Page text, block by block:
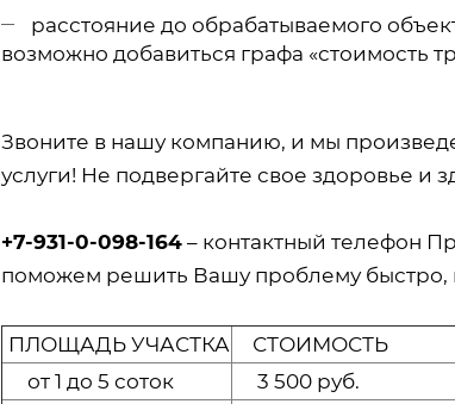
расстояние до обрабатываемого
возможно добавиться графа «стоимость
Звоните в нашу компанию, и мы
услуги! Не подвергайте свое здоровье и
+7-931-0-098-164 – контактный телефон
поможем решить Вашу проблему быстро,
ПЛОЩАДЬ УЧАСТКА
СТОИМОСТЬ
от 1 до 5 соток
3 500 руб.